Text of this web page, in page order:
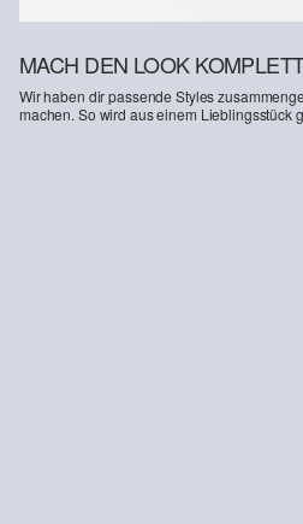
MACH DEN LOOK
Wir haben dir passende Styles
machen. So wird aus einem Lieblingsstück